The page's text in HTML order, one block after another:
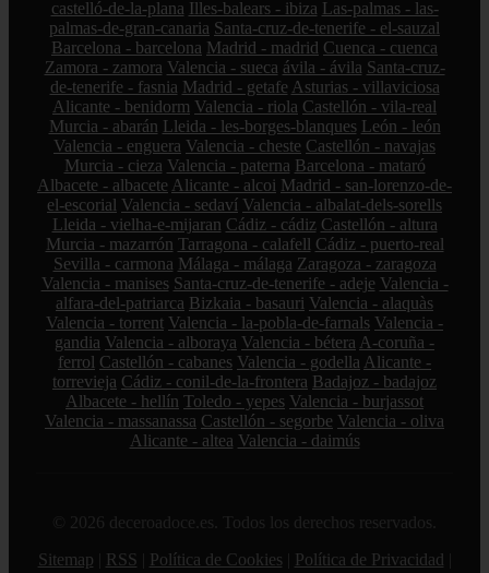
castelló-de-la-plana Illes-balears - ibiza Las-palmas - las-
palmas-de-gran-canaria Santa-cruz-de-tenerife - el-sauzal
Barcelona - barcelona Madrid - madrid Cuenca - cuenca
Zamora - zamora Valencia - sueca ávila - ávila Santa-cruz-
de-tenerife - fasnia Madrid - getafe Asturias - villaviciosa
Alicante - benidorm Valencia - riola Castellón - vila-real
Murcia - abarán Lleida - les-borges-blanques León - león
Valencia - enguera Valencia - cheste Castellón - navajas
Murcia - cieza Valencia - paterna Barcelona - mataró
Albacete - albacete Alicante - alcoi Madrid - san-lorenzo-de-
el-escorial Valencia - sedaví Valencia - albalat-dels-sorells
Lleida - vielha-e-mijaran Cádiz - cádiz Castellón - altura
Murcia - mazarrón Tarragona - calafell Cádiz - puerto-real
Sevilla - carmona Málaga - málaga Zaragoza - zaragoza
Valencia - manises Santa-cruz-de-tenerife - adeje Valencia -
alfara-del-patriarca Bizkaia - basauri Valencia - alaquàs
Valencia - torrent Valencia - la-pobla-de-farnals Valencia -
gandia Valencia - alboraya Valencia - bétera A-coruña -
ferrol Castellón - cabanes Valencia - godella Alicante -
torrevieja Cádiz - conil-de-la-frontera Badajoz - badajoz
Albacete - hellín Toledo - yepes Valencia - burjassot
Valencia - massanassa Castellón - segorbe Valencia - oliva
Alicante - altea Valencia - daimús
© 2026 deceroadoce.es. Todos los derechos reservados.
Sitemap
RSS Política de Cookies Política de Privacidad